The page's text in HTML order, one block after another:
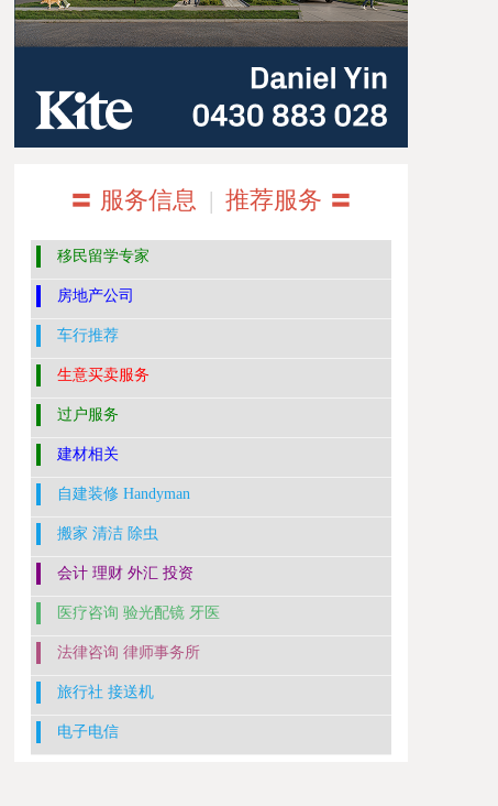
〓 服务信息 | 推荐服务 〓
移民留学专家
房地产公司
车行推荐
生意买卖服务
过户服务
建材相关
自建装修 Handyman
搬家 清洁 除虫
会计 理财 外汇 投资
医疗咨询 验光配镜 牙医
法律咨询 律师事务所
旅行社 接送机
电子电信